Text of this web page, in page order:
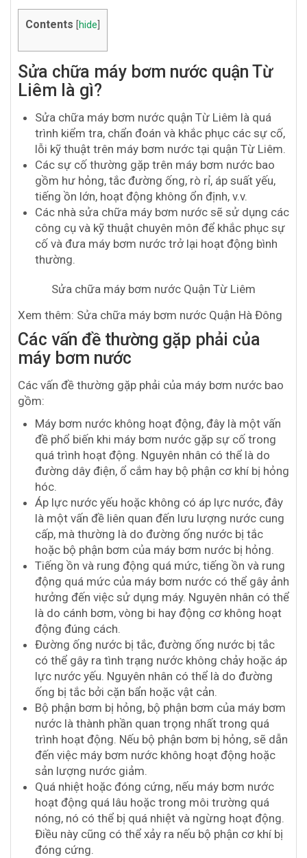
Contents hide
Sửa chữa máy bơm nước quận Từ
Liêm là gì?
Sửa chữa máy bơm nước quận Từ Liêm là quá
trình kiểm tra, chẩn đoán và khắc phục các sự cố,
lỗi kỹ thuật trên máy bơm nước tại quận Từ Liêm.
Các sự cố thường gặp trên máy bơm nước bao
gồm hư hỏng, tắc đường ống, rò rỉ, áp suất yếu,
tiếng ồn lớn, hoạt động không ổn định, v.v.
Các nhà sửa chữa máy bơm nước sẽ sử dụng các
công cụ và kỹ thuật chuyên môn để khắc phục sự
cố và đưa máy bơm nước trở lại hoạt động bình
thường.
Sửa chữa máy bơm nước Quận Từ Liêm
Xem thêm: Sửa chữa máy bơm nước Quận Hà Đông
Các vấn đề thường gặp phải của
máy bơm nước
Các vấn đề thường gặp phải của máy bơm nước bao
gồm:
Máy bơm nước không hoạt động, đây là một vấn
đề phổ biến khi máy bơm nước gặp sự cố trong
quá trình hoạt động. Nguyên nhân có thể là do
đường dây điện, ổ cắm hay bộ phận cơ khí bị hỏng
hóc.
Áp lực nước yếu hoặc không có áp lực nước, đây
là một vấn đề liên quan đến lưu lượng nước cung
cấp, mà thường là do đường ống nước bị tắc
hoặc bộ phận bơm của máy bơm nước bị hỏng.
Tiếng ồn và rung động quá mức, tiếng ồn và rung
động quá mức của máy bơm nước có thể gây ảnh
hưởng đến việc sử dụng máy. Nguyên nhân có thể
là do cánh bơm, vòng bi hay động cơ không hoạt
động đúng cách.
Đường ống nước bị tắc, đường ống nước bị tắc
có thể gây ra tình trạng nước không chảy hoặc áp
lực nước yếu. Nguyên nhân có thể là do đường
ống bị tắc bởi cặn bẩn hoặc vật cản.
Bộ phận bơm bị hỏng, bộ phận bơm của máy bơm
nước là thành phần quan trọng nhất trong quá
trình hoạt động. Nếu bộ phận bơm bị hỏng, sẽ dẫn
đến việc máy bơm nước không hoạt động hoặc
sản lượng nước giảm.
Quá nhiệt hoặc đóng cứng, nếu máy bơm nước
hoạt động quá lâu hoặc trong môi trường quá
nóng, nó có thể bị quá nhiệt và ngừng hoạt động.
Điều này cũng có thể xảy ra nếu bộ phận cơ khí bị
đóng cứng.